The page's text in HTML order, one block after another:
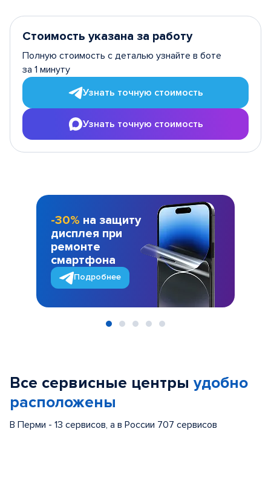
Стоимость указана за работу
Полную стоимость с деталью узнайте в боте
за 1 минуту
Узнать точную стоимость
Узнать точную стоимость
-30% на защиту
дисплея при
ремонте
смартфона
Подробнее
Все сервисные центры удобно
расположены
В Перми - 13 сервисов, а в России 707 сервисов